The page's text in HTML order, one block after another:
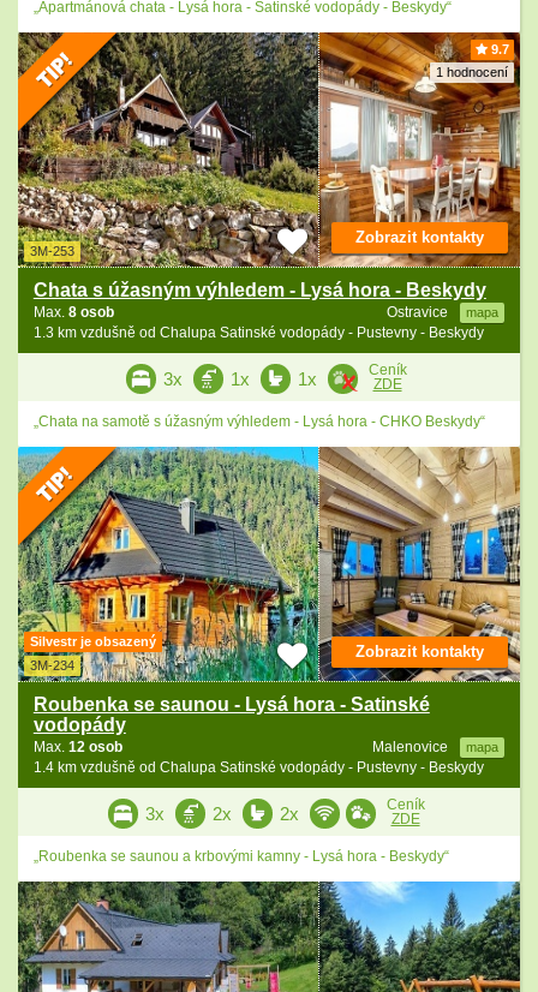
„Apartmánová chata - Lysá hora - Satinské vodopády - Beskydy“
9.7
1 hodnocení
3M-253
Chata s úžasným výhledem - Lysá hora - Beskydy
Ostravice mapa
Max. 8 osob
1.3 km vzdušně od Chalupa Satinské vodopády - Pustevny - Beskydy
Zobrazit kontakty
3x 1x 1x
Ceník
ZDE
„Chata na samotě s úžasným výhledem - Lysá hora - CHKO Beskydy“
Silvestr je obsazený
3M-234
Roubenka se saunou - Lysá hora - Satinské
vodopády
Malenovice mapa
Max. 12 osob
1.4 km vzdušně od Chalupa Satinské vodopády - Pustevny - Beskydy
Zobrazit kontakty
3x 2x 2x
Ceník
ZDE
„Roubenka se saunou a krbovými kamny - Lysá hora - Beskydy“